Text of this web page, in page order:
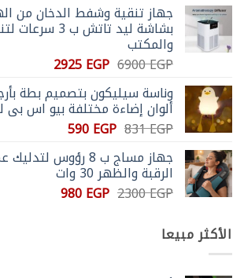
هو:
6900 EGP.
هو:
3305 EGP.
جهاز تنقية وشفط الدخان من
بشاشة ليد تاتش ب
والمكتب
6900EGP السعر
الأصلي
هو:
6900 EGP.
2925EGP السعر
هو:
2925 EGP.
ألوان إضاءة مختلفة بيو اس بي
831EGP السعر
هو:
831 EGP.
590EGP السعر
هو:
590 EGP.
جهاز مساج ب 8 رؤوس
الرقبة والظهر 30 وات
2300EGP السعر980EGP السعر
الأكثر مبيعا